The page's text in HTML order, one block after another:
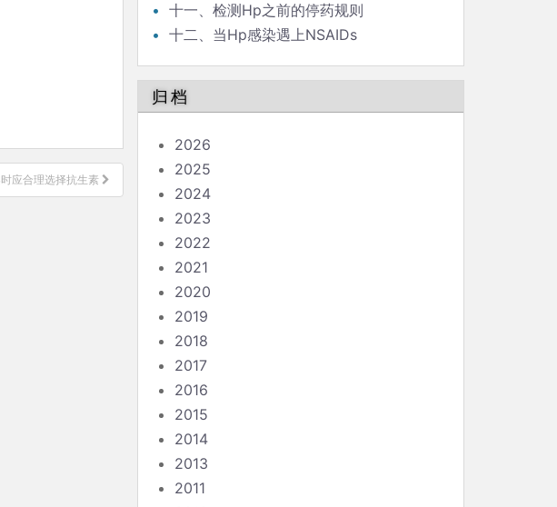
应合理选择抗生素
十一、检测Hp之前的停药规则
十二、当Hp感染遇上NSAIDs
归档
2026
2025
2024
2023
2022
2021
2020
2019
2018
2017
2016
2015
2014
2013
2011